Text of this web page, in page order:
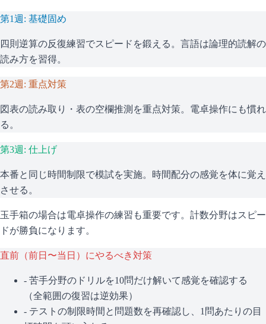
第1週: 基礎固め
四則逆算の反復練習でスピードを鍛える。言語は論理的読解の
読み方を習得。
第2週: 重点対策
図表の読み取り・表の空欄推測を重点対策。電卓操作にも慣れ
る。
第3週: 仕上げ
本番と同じ時間制限で模試を実施。時間配分の感覚を体に覚え
させる。
玉手箱の場合は電卓操作の練習も重要です。計数分野はスピー
ドが勝負になります。
直前（前日〜当日）にやるべき対策
- 苦手分野のドリルを10問だけ解いて感覚を確認する
（全範囲の復習は逆効果）
- テストの制限時間と問題数を再確認し、1問あたりの目